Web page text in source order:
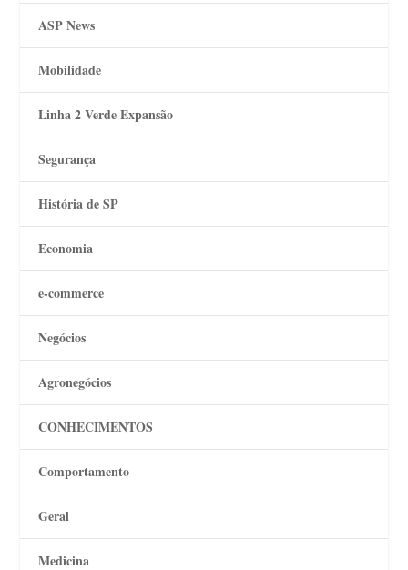
ASP News
Mobilidade
Linha 2 Verde Expansão
Segurança
História de SP
Economia
e-commerce
Negócios
Agronegócios
CONHECIMENTOS
Comportamento
Geral
Medicina